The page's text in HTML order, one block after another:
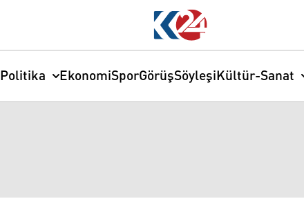
Politika EkonomiSporGörüşSöyleşiKültür-Sanat